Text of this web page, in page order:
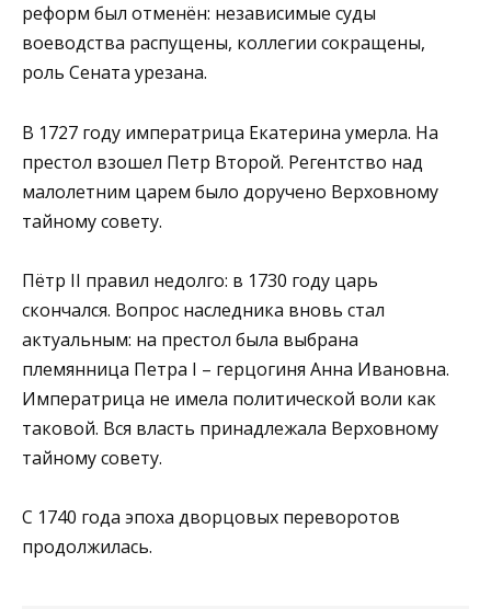
реформ был отменён: независимые суды
воеводства распущены, коллегии сокращены,
роль Сената урезана.
В 1727 году императрица Екатерина умерла. На
престол взошел Петр Второй. Регентство над
малолетним царем было доручено Верховному
тайному совету.
Пётр II правил недолго: в 1730 году царь
скончался. Вопрос наследника вновь стал
актуальным: на престол была выбрана
племянница Петра I – герцогиня Анна Ивановна.
Императрица не имела политической воли как
таковой. Вся власть принадлежала Верховному
тайному совету.
С 1740 года эпоха дворцовых переворотов
продолжилась.